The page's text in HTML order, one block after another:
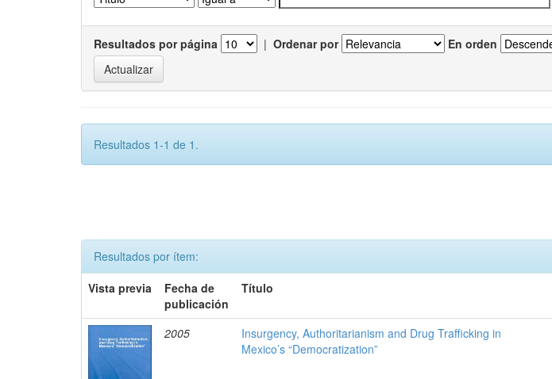
Resultados por página | Ordenar por En orden
Resultados 1-1 de 1.
Resultados por ítem:
Vista previa
Fecha de
publicación
Título
2005
Insurgency, Authoritarianism and Drug Trafficking in
Mexico’s “Democratization”